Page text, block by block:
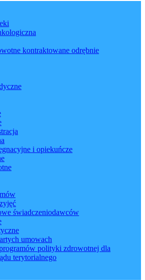
kontraktowane odrębnie
i opiekuńcze
świadczeniodawców
umowach
polityki zdrowotnej dla
terytorialnego